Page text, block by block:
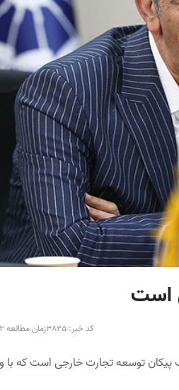
است
کد خبر: 3825 زمان مطالعه 2 دقیقه
پیکان توسعه تجارت خارجی است که با